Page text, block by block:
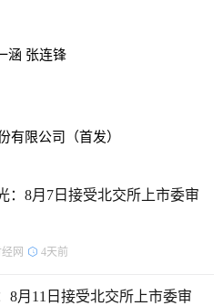
涵 张连锋
有限公司（首发）
：8月7日接受北交所上市委审
网 4天前
8月11日接受北交所上市委审